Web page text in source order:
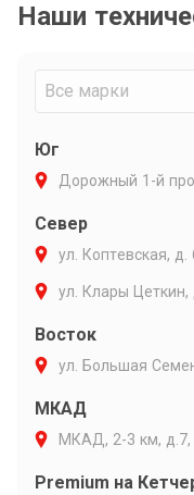
Наши
Все марки
Юг
Дорожный 1-й
Север
ул. Коптевская, д.
ул. Клары Цеткин,
Восток
ул. Большая
МКАД
МКАД, 2-3 км, д.7,
Premium на